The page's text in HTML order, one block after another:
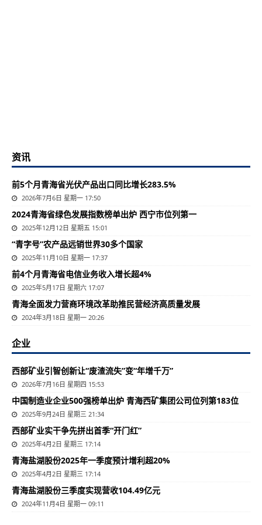
资讯
前5个月青海省光伏产品出口同比增长283.5%
2026年7月6日 星期一 17:50
2024青海省绿色发展指数榜单出炉 西宁市位列第一
2025年12月12日 星期五 15:01
“青字号”农产品远销世界30多个国家
2025年11月10日 星期一 17:37
前4个月青海省电信业务收入增长超4%
2025年5月17日 星期六 17:07
​青海全面发力营商环境改革助推民营经济高质量发展
2024年3月18日 星期一 20:26
企业
西部矿业引智创新让“废渣流失”变“年增千万”
2026年7月16日 星期四 15:53
中国制造业企业500强榜单出炉 青海西矿集团公司位列第183位
2025年9月24日 星期三 21:34
西部矿业实干争先拼出首季“开门红”
2025年4月2日 星期三 17:14
青海盐湖股份2025年一季度预计增利超20%
2025年4月2日 星期三 17:14
青海盐湖股份三季度实现营收104.49亿元
2024年11月4日 星期一 09:11